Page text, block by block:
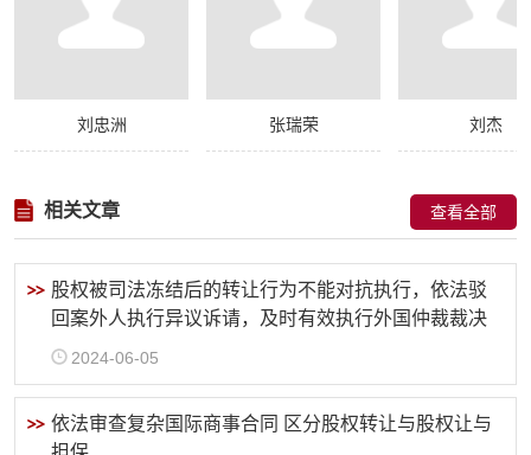
刘忠洲 张瑞荣 刘杰
查看全部
相关文章
股权被司法冻结后的转让行为不能对抗执行，依法驳
回案外人执行异议诉请，及时有效执行外国仲裁裁决
2024-06-05
依法审查复杂国际商事合同 区分股权转让与股权让与